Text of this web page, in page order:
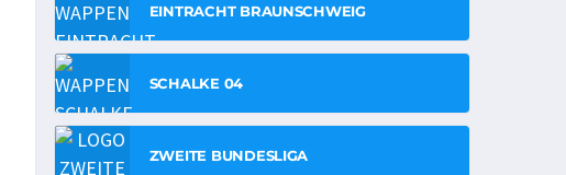
EINTRACHT BRAUNSCHWEIG
SCHALKE 04
ZWEITE BUNDESLIGA